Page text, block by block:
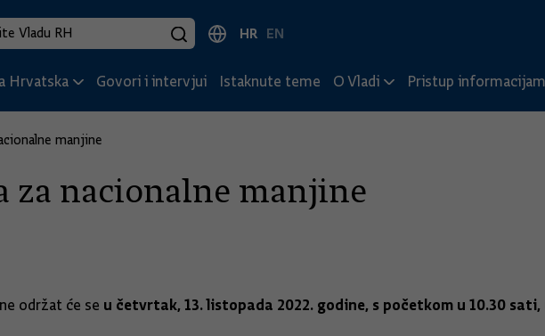
HR EN
Hrvatska Govori i intervjui Istaknute teme O Vladi Pristup
manjine
za nacionalne manjine
održat će se u četvrtak, 13. listopada 2022. godine, s početkom u 10.30